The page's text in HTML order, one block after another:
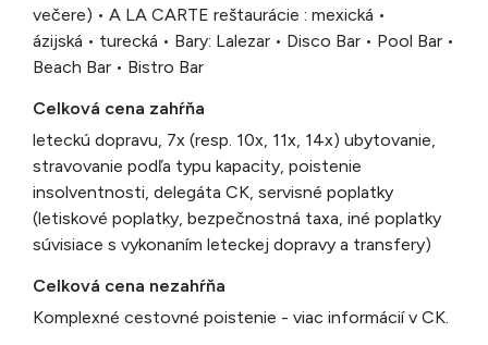
večere) • A LA CARTE reštaurácie : mexická •
ázijská • turecká • Bary: Lalezar • Disco Bar • Pool Bar •
Beach Bar • Bistro Bar
Celková cena zahŕňa
leteckú dopravu, 7x (resp. 10x, 11x, 14x) ubytovanie,
stravovanie podľa typu kapacity, poistenie
insolventnosti, delegáta CK, servisné poplatky
(letiskové poplatky, bezpečnostná taxa, iné poplatky
súvisiace s vykonaním leteckej dopravy a transfery)
Celková cena nezahŕňa
Komplexné cestovné poistenie - viac informácií v CK.